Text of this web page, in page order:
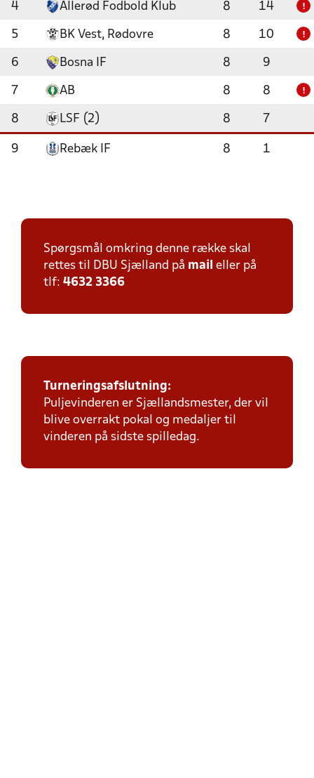
4 Allerød Fodbold Klub 8 14 !
5 BK Vest, Rødovre 8 10 !
6 Bosna IF 8 9
7 AB 8 8 !
8 LSF (2) 8 7
9 Rebæk IF 8 1
Spørgsmål omkring denne række skal
rettes til DBU Sjælland på mail eller på
tlf: 4632 3366
Turneringsafslutning:
Puljevinderen er Sjællandsmester, der vil
blive overrakt pokal og medaljer til
vinderen på sidste spilledag.